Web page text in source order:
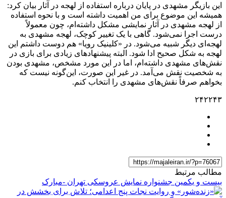
این بازیگر مشهدی در پایان درباره استفاده از لهجه در آثار بیان کرد:
همیشه این موضوع برای من اهمیت داشته است و با نحوه استفاده
از لهجه مشهدی در آثار نمایشی مشکل داشته‌ام، چون معمولاً
درست اجرا نمی‌شود. گاهی با یک تغییر کوچک، لهجه مشهدی به
لهجه‌ای دیگر شبیه می‌شود. در «کلینیک رویا» هم دوست داشتم این
لهجه به شکل صحیح ادا شود. البته پیشنهادهای زیادی برای بازی در
نقش‌های مشهدی داشته‌ام، اما در این مورد مشخص، مشهدی بودن
به شخصیت نقش می‌آمد. در غیر این صورت، این‌گونه نیست که
بخواهم صرفاً نقش‌های مشهدی را انتخاب کنم.
۲۴۲۲۴۳
مطالب مرتبط
بیست و یکمین جشنواره نمایش عروسکی تهران -مبارک